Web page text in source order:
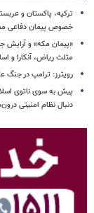
ترکیه، پاکستان و
خصوص پیمان دفاعی
«پیمان مکه» و آرایش
مثلث ریاض، آنکارا و
رویترز: ترامپ در جنگ علیه ایران بر سر
پیش به سوی ناتوی
دنبال نظام امنیتی